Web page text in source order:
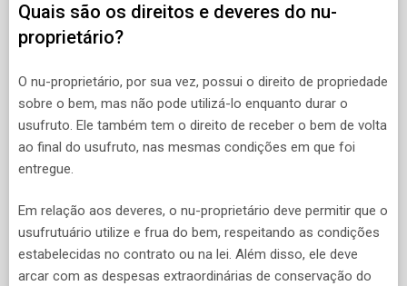
Quais são os direitos e deveres do nu-
proprietário?
O nu-proprietário, por sua vez, possui o direito de propriedade
sobre o bem, mas não pode utilizá-lo enquanto durar o
usufruto. Ele também tem o direito de receber o bem de volta
ao final do usufruto, nas mesmas condições em que foi
entregue.
Em relação aos deveres, o nu-proprietário deve permitir que o
usufrutuário utilize e frua do bem, respeitando as condições
estabelecidas no contrato ou na lei. Além disso, ele deve
arcar com as despesas extraordinárias de conservação do